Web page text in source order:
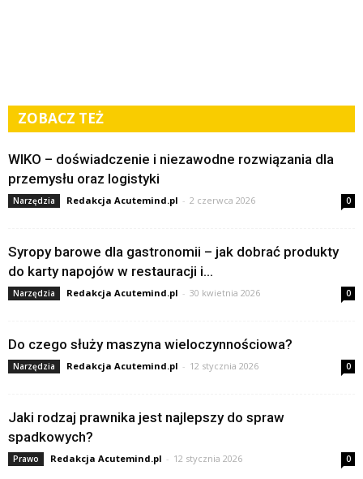
ZOBACZ TEŻ
WIKO – doświadczenie i niezawodne rozwiązania dla
przemysłu oraz logistyki
Narzędzia Redakcja Acutemind.pl - 2 czerwca 2026 0
Syropy barowe dla gastronomii – jak dobrać produkty
do karty napojów w restauracji i...
Narzędzia Redakcja Acutemind.pl - 30 kwietnia 2026 0
Do czego służy maszyna wieloczynnościowa?
Narzędzia Redakcja Acutemind.pl - 12 stycznia 2026 0
Jaki rodzaj prawnika jest najlepszy do spraw
spadkowych?
Prawo Redakcja Acutemind.pl - 12 stycznia 2026 0